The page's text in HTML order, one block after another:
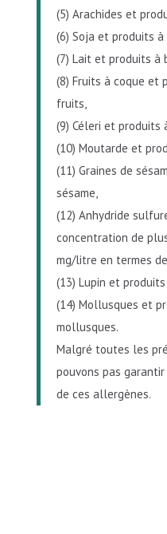
(5) Arachides et
(6) Soja et produits à
(7) Lait et produits à
(8) Fruits à coque et
fruits,
(9) Céleri et produits
(10) Moutarde et
(11) Graines de
sésame,
(12) Anhydride
concentration de
mg/litre en termes
(13) Lupin et
(14) Mollusques et
mollusques.
Malgré toutes les
pouvons pas
de ces allergènes.